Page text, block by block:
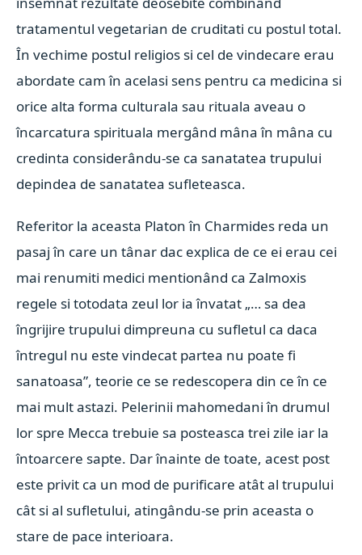
tratamentul vegetarian de cruditati cu postul total.
În vechime postul religios si cel de vindecare erau
abordate cam în acelasi sens pentru ca medicina si
orice alta forma culturala sau rituala aveau o
încarcatura spirituala mergând mâna în mâna cu
credinta considerându-se ca sanatatea trupului
depindea de sanatatea sufleteasca.
Referitor la aceasta Platon în Charmides reda un
pasaj în care un tânar dac explica de ce ei erau cei
mai renumiti medici mentionând ca Zalmoxis
regele si totodata zeul lor ia învatat „… sa dea
îngrijire trupului dimpreuna cu sufletul ca daca
întregul nu este vindecat partea nu poate fi
sanatoasa”, teorie ce se redescopera din ce în ce
mai mult astazi. Pelerinii mahomedani în drumul
lor spre Mecca trebuie sa posteasca trei zile iar la
întoarcere sapte. Dar înainte de toate, acest post
este privit ca un mod de purificare atât al trupului
cât si al sufletului, atingându-se prin aceasta o
stare de pace interioara.